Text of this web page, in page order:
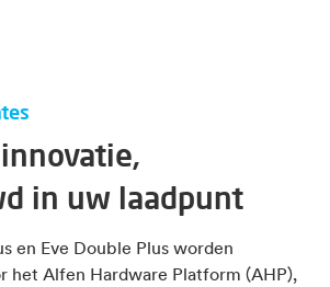
in uw laadpunt
en Eve Double Plus worden
het Alfen Hardware Platform (AHP),